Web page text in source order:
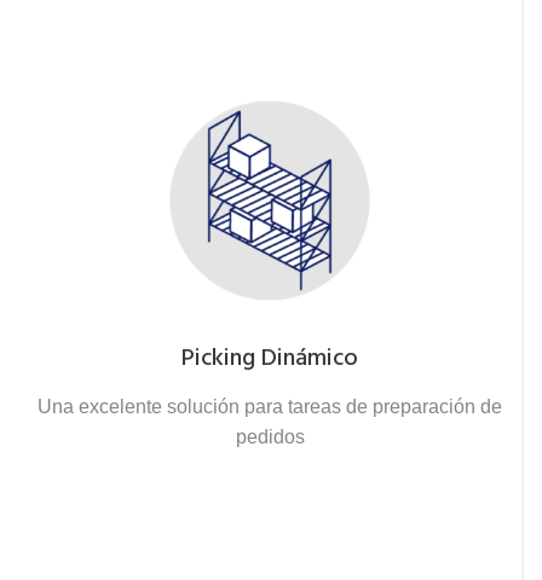
Picking Dinámico
Una excelente solución para tareas de preparación de
pedidos